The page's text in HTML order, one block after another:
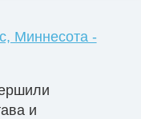
Миннесота -
и